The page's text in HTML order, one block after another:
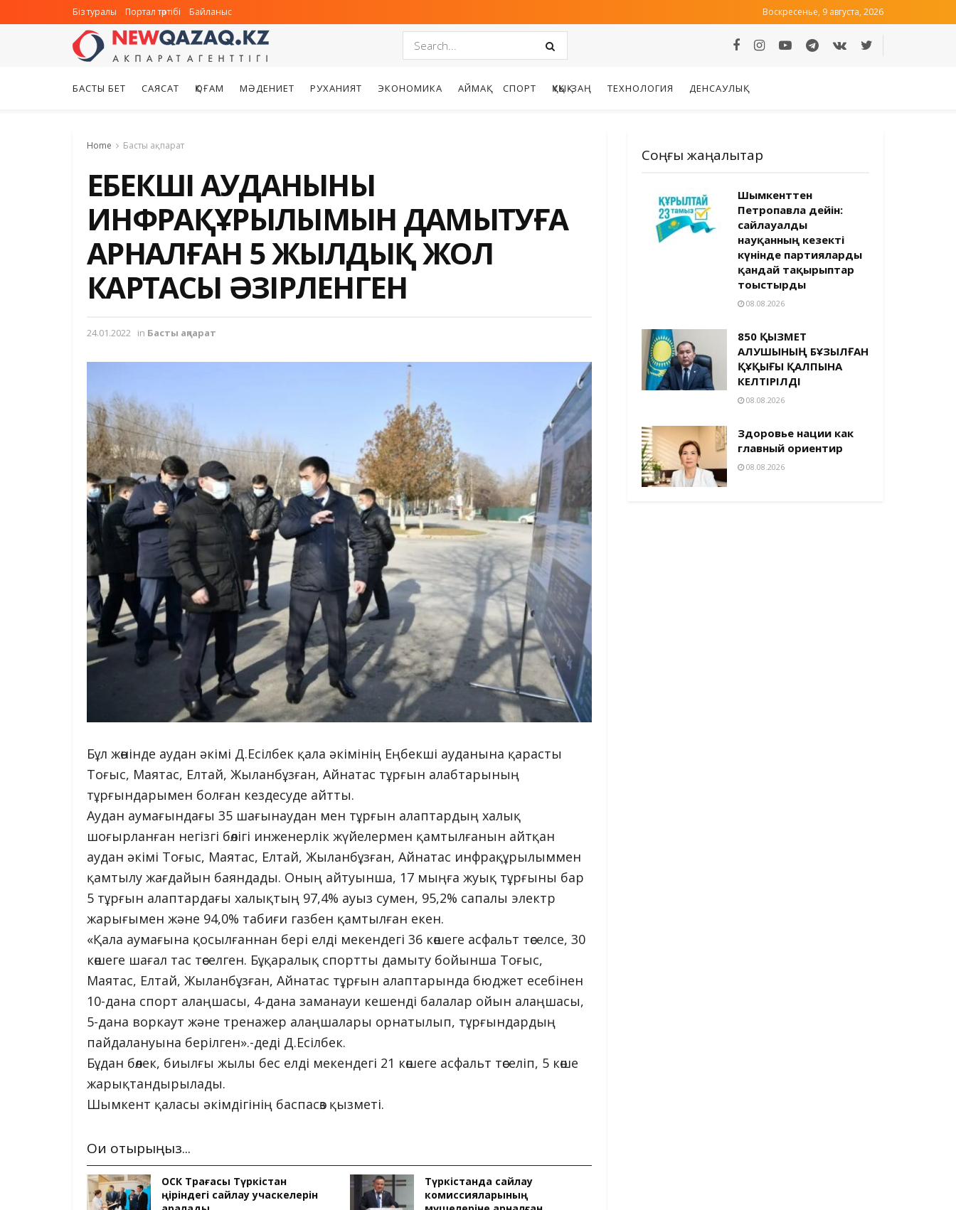
Біз туралы Портал тәртібі Байланыс Воскресенье, 9 августа, 2026
БАСТЫ БЕТ САЯСАТ ҚОҒАМ МӘДЕНИЕТ РУХАНИЯТ ЭКОНОМИКА АЙМАҚ СПОРТ ҚҰҚЫҚ-ЗАҢ ТЕХНОЛОГИЯ ДЕНСАУЛЫҚ
Home Басты ақпарат
ЕҢБЕКШІ АУДАНЫНЫҢ
ИНФРАҚҰРЫЛЫМЫН ДАМЫТУҒА
АРНАЛҒАН 5 ЖЫЛДЫҚ ЖОЛ
КАРТАСЫ ӘЗІРЛЕНГЕН
24.01.2022 in Басты ақпарат
Бұл жөнінде аудан әкімі Д.Есілбек қала әкімінің Еңбекші ауданына қарасты
Тоғыс, Маятас, Елтай, Жыланбұзған, Айнатас тұрғын алабтарының
тұрғындарымен болған кездесуде айтты.
Аудан аумағындағы 35 шағынаудан мен тұрғын алаптардың халық
шоғырланған негізгі бөлігі инженерлік жүйелермен қамтылғанын айтқан
аудан әкімі Тоғыс, Маятас, Елтай, Жыланбұзған, Айнатас инфрақұрылыммен
қамтылу жағдайын баяндады. Оның айтуынша, 17 мыңға жуық тұрғыны бар
5 тұрғын алаптардағы халықтың 97,4% ауыз сумен, 95,2% сапалы электр
жарығымен және 94,0% табиғи газбен қамтылған екен.
«Қала аумағына қосылғаннан бері елді мекендегі 36 көшеге асфальт төселсе, 30
көшеге шағал тас төселген. Бұқаралық спортты дамыту бойынша Тоғыс,
Маятас, Елтай, Жыланбұзған, Айнатас тұрғын алаптарында бюджет есебінен
10-дана спорт алаңшасы, 4-дана заманауи кешенді балалар ойын алаңшасы,
5-дана воркаут және тренажер алаңшалары орнатылып, тұрғындардың
пайдалануына берілген».-деді Д.Есілбек.
Бұдан бөлек, биылғы жылы бес елді мекендегі 21 көшеге асфальт төселіп, 5 көше
жарықтандырылады.
Шымкент қаласы әкімдігінің баспасөз қызметі.
Оқи отырыңыз...
ОСК Төрағасы Түркістан
өңіріндегі сайлау учаскелерін
Түркістанда сайлау
комиссияларының
Соңғы жаңалықтар
Шымкенттен
Петропавлға дейін:
сайлауалды
науқанның кезекті
күнінде партияларды
қандай тақырыптар
тоғыстырды
08.08.2026
850 ҚЫЗМЕТ
АЛУШЫНЫҢ БҰЗЫЛҒАН
ҚҰҚЫҒЫ ҚАЛПЫНА
КЕЛТІРІЛДІ
08.08.2026
Здоровье нации как
главный ориентир
08.08.2026